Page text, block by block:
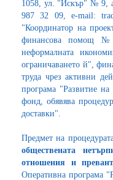
1058, ул. "Искър" № 9,
987 32 09, e-mail:
"Координатор на
финансова помощ №
неформалната
ограничаването й",
труда чрез активни
програма "Развитие
фонд, обявява
доставки".
Предмет на
обществената
отношения и
Оперативна програма